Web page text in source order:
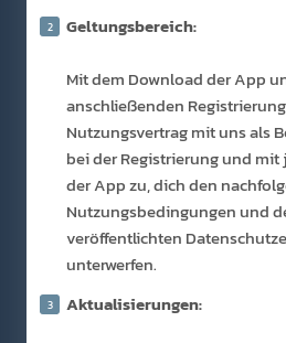
Geltungsbereich:
Mit dem Download der App
anschließenden
Nutzungsvertrag mit uns als
bei der Registrierung und
der App zu, dich den
Nutzungsbedingungen und
veröffentlichten
unterwerfen.
Aktualisierungen: